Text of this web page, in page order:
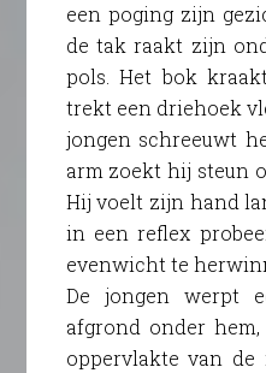
een poging zijn
de tak raakt zijn
pols. Het bok
trekt een driehoek
jongen schreeuwt
arm zoekt hij steun
Hij voelt zijn hand
in een reflex
evenwicht te
De jongen werpt
afgrond onder
oppervlakte van